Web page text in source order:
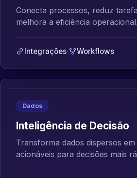
Conecta processos, reduz
melhora a eficiência operacional.
Integrações· Workflows
Dados
Inteligência de Decisão
Transforma dados dispersos em
acionáveis para decisões mais